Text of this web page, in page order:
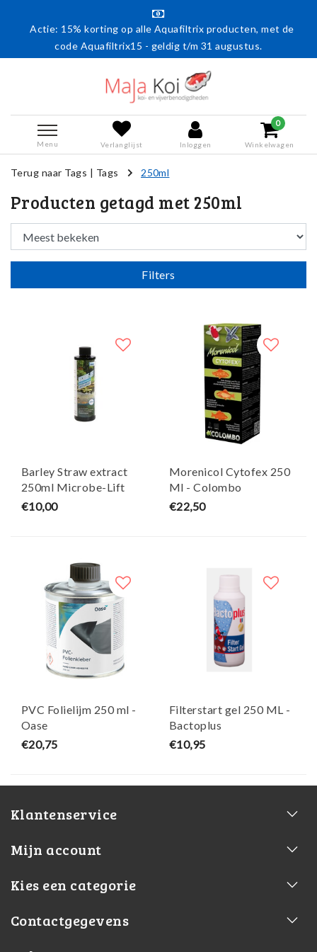
Actie: 15% korting op alle Aquafiltrix producten, met de
code Aquafiltrix15 - geldig t/m 31 augustus.
Menu Verlanglijst Inloggen
0
Winkelwagen
Terug naar Tags | Tags 250ml
Producten getagd met 250ml
Filters
Barley Straw extract
250ml Microbe-Lift
€10,00
Morenicol Cytofex 250
Ml - Colombo
€22,50
PVC Folielijm 250 ml -
Oase
€20,75
Filterstart gel 250 ML -
Bactoplus
€10,95
Klantenservice
Mijn account
Kies een categorie
Contactgegevens